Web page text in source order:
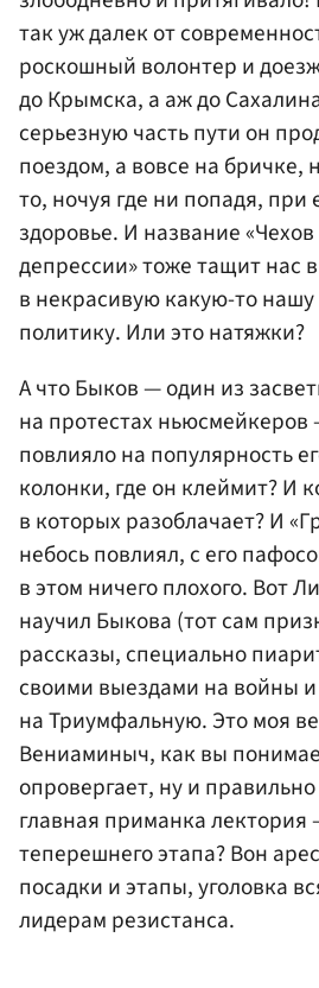
так уж далек от
роскошный волонтер и
до Крымска, а аж до
серьезную часть пути он
поездом, а вовсе на бричке,
то, ночуя где ни попадя, при
здоровье. И название
депрессии» тоже тащит нас
в некрасивую какую-то
политику. Или это натяжки?
А что Быков — один из
на протестах ньюсмейкеров
повлияло на популярность
колонки, где он клеймит? И
в которых разоблачает? И
небось повлиял, с его
в этом ничего плохого. Вот
научил Быкова (тот сам
рассказы, специально
своими выездами на войны
на Триумфальную. Это моя
Вениаминыч, как вы
опровергает, ну и
главная приманка лектория
теперешнего этапа? Вон
посадки и этапы, уголовка
лидерам резистанса.